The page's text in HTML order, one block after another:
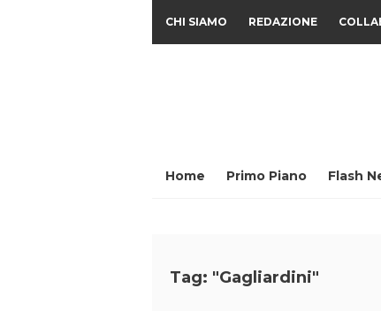
CHI SIAMO REDAZIONE
Home Primo Piano Flash
Tag: "Gagliardini"